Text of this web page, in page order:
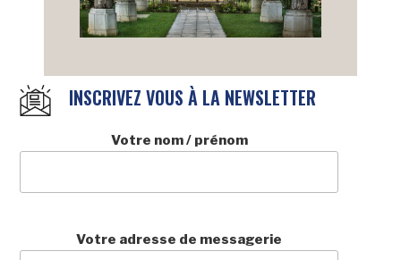
INSCRIVEZ VOUS À LA NEWSLETTER
Votre nom / prénom
Votre adresse de messagerie